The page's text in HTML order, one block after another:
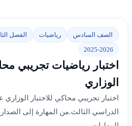
الصف السادس رياضيات الفصل
2025-2026
اختبار رياضيات تجريبي
الوزاري
اختبار تجريبي محاكي للاختبار
الدراسي الثالث.من المهارة إلى